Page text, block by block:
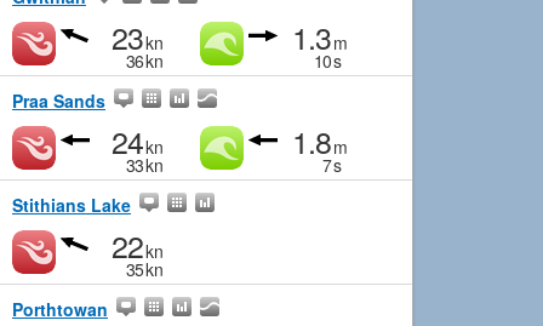
23kn
36kn
1.3m
10s
Praa Sands
24kn
33kn
1.8m
7s
Stithians Lake
22kn
35kn
Porthtowan